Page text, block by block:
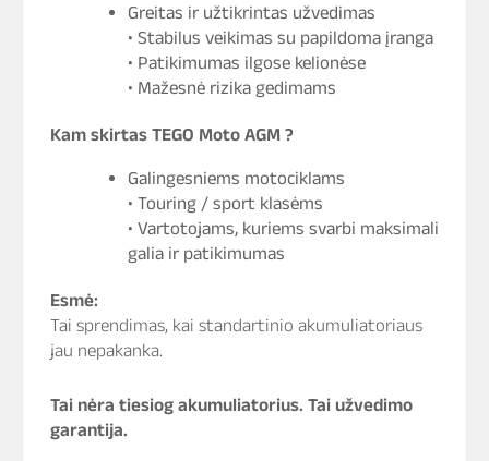
Greitas ir užtikrintas užvedimas
• Stabilus veikimas su papildoma įranga
• Patikimumas ilgose kelionėse
• Mažesnė rizika gedimams
Kam skirtas TEGO Moto AGM ?
Galingesniems motociklams
• Touring / sport klasėms
• Vartotojams, kuriems svarbi maksimali
galia ir patikimumas
Esmė:
Tai sprendimas, kai standartinio akumuliatoriaus
jau nepakanka.
Tai nėra tiesiog akumuliatorius. Tai užvedimo
garantija.